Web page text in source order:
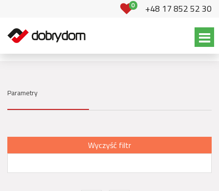
0 +48 17 852 52 30
Parametry
Wyczyść filtr